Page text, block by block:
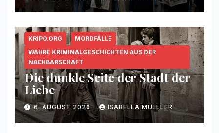
KRIPO.ORG
MORDFÄLLE
WAHRE KRIMINALGESCHICHTEN AUS DER
NACHBARSCHAFT
Die dunkle Seite der Stadt der
Liebe
6. AUGUST 2026 ISABELLA MUELLER